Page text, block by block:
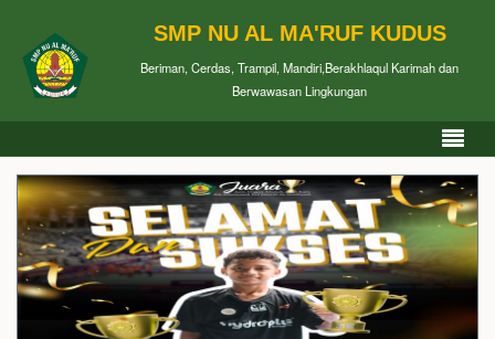
SMP NU AL MA'RUF KUDUS
Beriman, Cerdas, Trampil, Mandiri,Berakhlaqul Karimah dan
Berwawasan Lingkungan